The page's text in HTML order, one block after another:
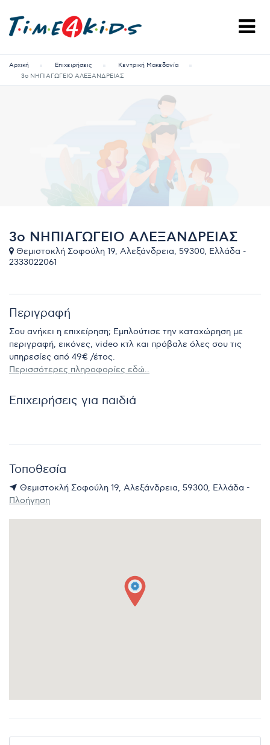
Αρχική Επιχειρήσεις
Κεντρική Μακεδονία
3ο ΝΗΠΙΑΓΩΓΕΙΟ ΑΛΕΞΑΝΔΡΕΙΑΣ
3ο ΝΗΠΙΑΓΩΓΕΙΟ ΑΛΕΞΑΝΔΡΕΙΑΣ
Θεμιστοκλή Σοφούλη 19, Αλεξάνδρεια, 59300, Ελλάδα -
2333022061
Περιγραφή
Σου ανήκει η επιχείρηση; Εμπλούτισε την καταχώρηση με
περιγραφή, εικόνες, video κτλ και πρόβαλε όλες σου τις
υπηρεσίες από 49€ /έτος.
Περισσότερες πληροφορίες εδώ..
Επιχειρήσεις για παιδιά
Τοποθεσία
Θεμιστοκλή Σοφούλη 19, Αλεξάνδρεια, 59300, Ελλάδα -
Πλοήγηση